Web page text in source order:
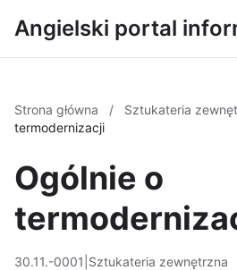
Angielski portal
Strona główna / Sztukateria
termodernizacji
Ogólnie o
30.11.-0001 Sztukateria zewnętrzna